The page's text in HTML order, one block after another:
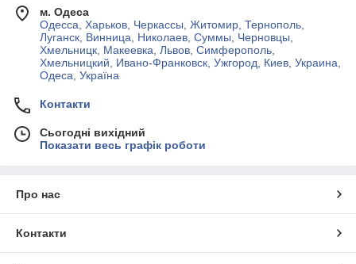
м. Одеса
Одесса, Харьков, Черкассы, Житомир, Тернополь,
Луганск, Винница, Николаев, Суммы, Черновцы,
Хмельницк, Макеевка, Львов, Симферополь,
Хмельницкий, Ивано-Франковск, Ужгород, Киев, Украина,
Одеса, Україна
Контакти
Сьогодні вихідний
Показати весь графік роботи
Про нас
Контакти